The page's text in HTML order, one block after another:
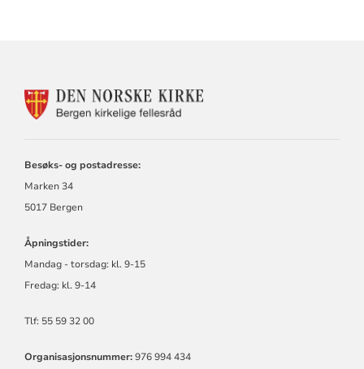
KONTAKTINFORMASJON
Besøks- og postadresse:
Marken 34
5017 Bergen
Åpningstider:
Mandag - torsdag: kl. 9-15
Fredag: kl. 9-14
Tlf: 55 59 32 00
Organisasjonsnummer:976 994 434